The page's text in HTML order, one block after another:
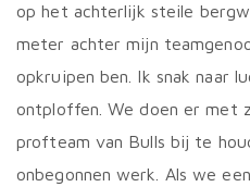
op het achterlijk steile
meter achter mijn
opkruipen ben. Ik snak naar
ontploffen. We doen er met
profteam van Bulls bij te
onbegonnen werk. Als we